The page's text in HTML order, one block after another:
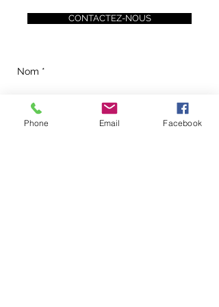
CONTACTEZ-NOUS
Phone Email Facebook